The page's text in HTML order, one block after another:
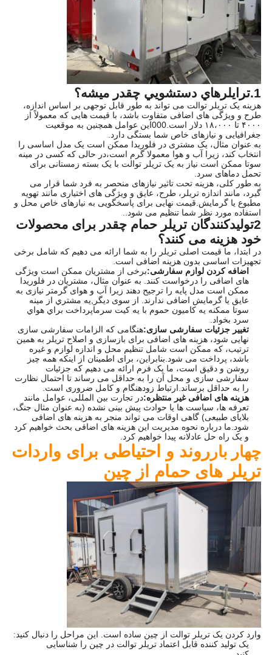
1.ترايلرهاي دستشويي چقدر ميشه؟
هزینه یک تریلر توالت می تواند به طور قابل توجهی بر اساس اندازه،
طرح و ویژگی های اضافی متفاوت باشد، با قیمت هایی که معمولاً از
۴۰۰۰ تا ۱۸،۰۰۰ دلار است.000این عوامل همچنین به موقعیت
جغرافیایی و نیازهای خاص شما بستگی دارد.
به عنوان مثال، یک مشتری در فلوریدا ممکن است یک مدل اساسی را
انتخاب کند، زیرا آب و هوا معمولا گرم است،در حالی که کسی در مینه
سوتا ممکن است نیاز به یک تریلر توالت با یک بسته زمستانی برای
تحمل دماهای سرد.
به طور کلی، هزینه تحت تاثیر نیازهای منحصر به فرد شما قرار می
گیرد، مانند اندازه تریلر، طرح، عایق و ویژگی های اختیاری مانند تهویه
مطبوع یا گرمایش.قیمت نهایی برای پاسخگویی به نیازهای خاص محل و
استفاده مورد نظر شما تنظیم می شود..
2تولیدکنندگان تریلر حمام چقدر برای محصولات
خود هزینه می کنند؟
در ابتدا، ما قیمت اصلی تریلر را به شما ارائه می دهیم که شامل برخی
تجهیزات اساسی بدون هزینه اضافی است.
اضافه کردن لوازم سفارشی:برخی از مشتریان ممکن است ویژگی
های اضافی را درخواست کنند. به عنوان مثال، مشتریان در فلوریدا
ممکن است مدل پایه را ترجیح دهند زیرا آب و هوای گرمتر نیازی به
عایق یا گرمایش اضافی ندارند. از سوی دیگر,يه مشتري از مينه
سوتا ممکنه يه کاميون حموم با يه کيت سرماپرداخت براي هواي
سرد بخواد.
تغییر جزئیات سفارشی سازی:هنگامی که الزامات سفارشی سازی
نهایی شود، هزینه های اضافی برای بازسازی و اصلاح تریلر به همین
ترتیب، که ممکن است شامل تنظیم محل و اندازه لوازم و غیره
باشد، پرداخت می شود.بنابراین، برای اطمینان از اینکه همه چیز
روشن و دقیق است، ما یک فرم ارائه می دهیم که جزئیات
سفارشی سازی و محل آن را به حداقل می رساند تا احتمال نظارت
را به حداقل برساند.ارتباط زودهنگام و کامل ضروری است.
هزینه های اضافی غیر منتظره:در تجارت بین المللی، عوامل مانند
تعرفه ها، سیاست ها یا حوادث پیش بینی نشده (به عنوان مثال جنگ،
بلایای طبیعی) گاهی اوقات می تواند منجر به هزینه های اضافی
شود.ما درباره نحوه مدیریت این هزینه های اضافی بحث خواهیم کرد
و یک راه حل عادلانه پیدا خواهیم کرد.
چهار بار روند و احتیاطی برای واردات
تریلر های حمام از چین
وارد کردن یک تریلر توالت از چین ساده است. این مراحل را دنبال کنید:
یک تولید کننده قابل اعتماد تریلر توالت در چین را شناسایی